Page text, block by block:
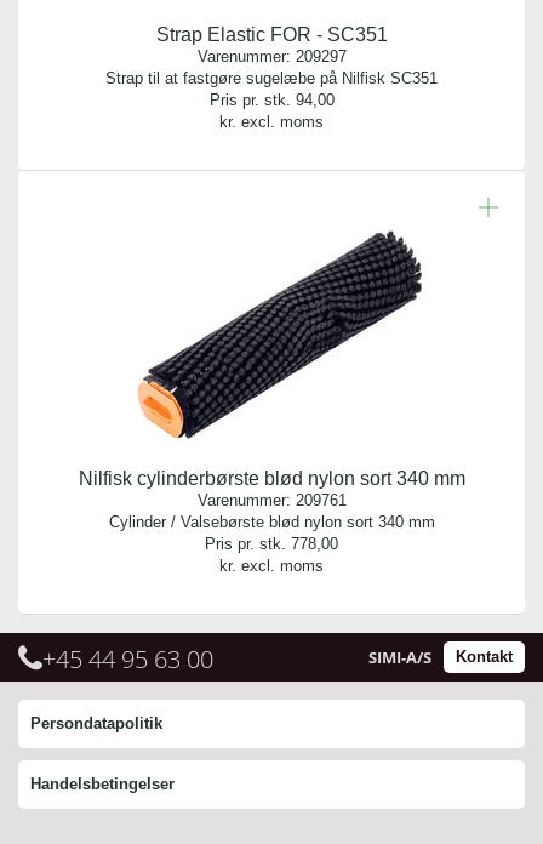
Strap Elastic FOR - SC351
Varenummer: 209297
Strap til at fastgøre sugelæbe på Nilfisk SC351
Pris pr. stk. 94,00
kr. excl. moms
Nilfisk cylinderbørste blød nylon sort 340 mm
Varenummer: 209761
Cylinder / Valsebørste blød nylon sort 340 mm
Pris pr. stk. 778,00
kr. excl. moms
+45 44 95 63 00 Kontakt
SIMI-A/S
Persondatapolitik
Handelsbetingelser